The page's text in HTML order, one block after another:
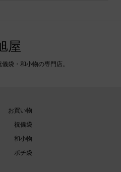
屋
袋・和小物の専門店。
お買い物
祝儀袋
和小物
ポチ袋